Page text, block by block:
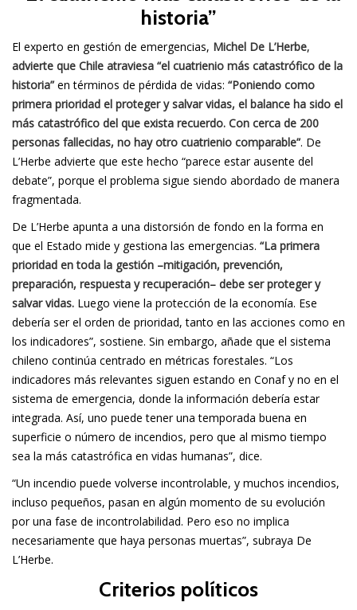
historia”
El experto en gestión de emergencias, Michel De L’Herbe,
advierte que Chile atraviesa “el cuatrienio más catastrófico de la
historia” en términos de pérdida de vidas: “Poniendo como
primera prioridad el proteger y salvar vidas, el balance ha sido el
más catastrófico del que exista recuerdo. Con cerca de 200
personas fallecidas, no hay otro cuatrienio comparable”. De
L’Herbe advierte que este hecho “parece estar ausente del
debate”, porque el problema sigue siendo abordado de manera
fragmentada.
De L’Herbe apunta a una distorsión de fondo en la forma en
que el Estado mide y gestiona las emergencias. “La primera
prioridad en toda la gestión –mitigación, prevención,
preparación, respuesta y recuperación– debe ser proteger y
salvar vidas. Luego viene la protección de la economía. Ese
debería ser el orden de prioridad, tanto en las acciones como en
los indicadores”, sostiene. Sin embargo, añade que el sistema
chileno continúa centrado en métricas forestales. “Los
indicadores más relevantes siguen estando en Conaf y no en el
sistema de emergencia, donde la información debería estar
integrada. Así, uno puede tener una temporada buena en
superficie o número de incendios, pero que al mismo tiempo
sea la más catastrófica en vidas humanas”, dice.
“Un incendio puede volverse incontrolable, y muchos incendios,
incluso pequeños, pasan en algún momento de su evolución
por una fase de incontrolabilidad. Pero eso no implica
necesariamente que haya personas muertas”, subraya De
L’Herbe.
Criterios políticos